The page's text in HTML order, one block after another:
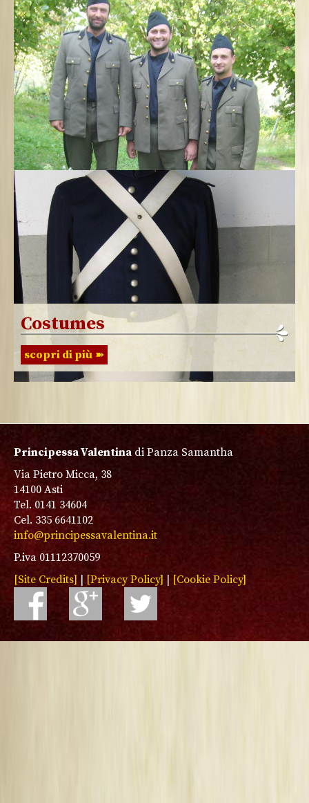
Costumes
scopri di più
Principessa Valentina di Panza Samantha
Via Pietro Micca, 38
14100 Asti
Tel. 0141 34604
Cel. 335 6641102
info@principessavalentina.it
P.iva 01112370059
[Site Credits] | [Privacy Policy] | [Cookie Policy]